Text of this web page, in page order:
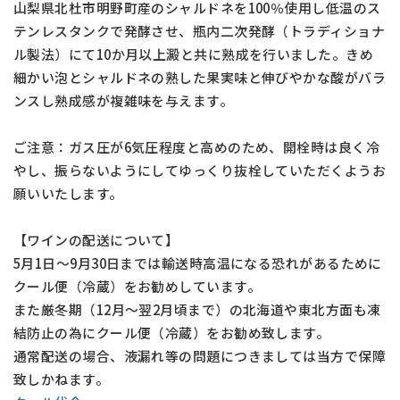
山梨県北杜市明野町産のシャルドネを100％使用し低温のス
テンレスタンクで発酵させ、瓶内二次発酵（トラディショナ
ル製法）にて10か月以上澱と共に熟成を行いました。きめ
細かい泡とシャルドネの熟した果実味と伸びやかな酸がバラ
ンスし熟成感が複雑味を与えます。
ご注意：ガス圧が6気圧程度と高めのため、開栓時は良く冷
やし、振らないようにしてゆっくり抜栓していただくようお
願いいたします。
【ワインの配送について】
5月1日～9月30日までは輸送時高温になる恐れがあるために
クール便（冷蔵）をお勧めしています。
また厳冬期（12月～翌2月頃まで）の北海道や東北方面も凍
結防止の為にクール便（冷蔵）をお勧め致します。
通常配送の場合、液漏れ等の問題につきましては当方で保障
致しかねます。